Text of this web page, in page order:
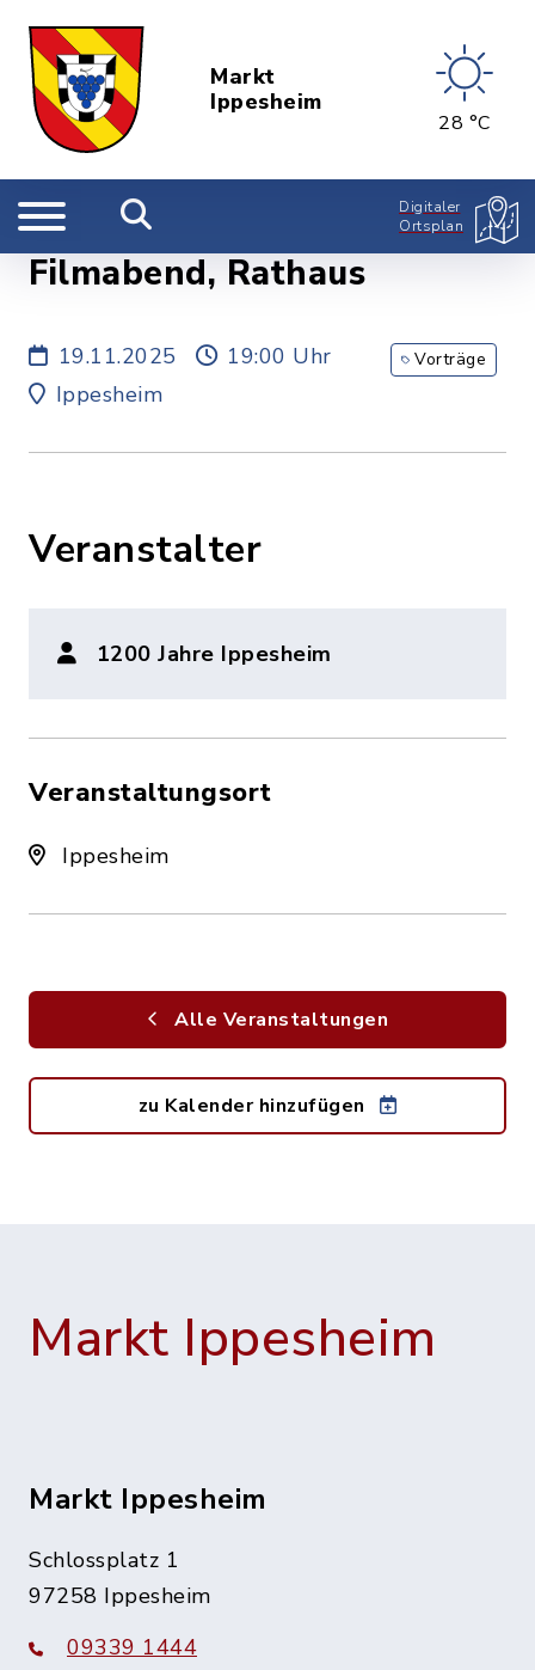
Markt
Ippesheim
28 °C
Digitaler
Ortsplan
Filmabend, Rathaus
19.11.2025
19:00 Uhr
Ippesheim
Vorträge
Veranstalter
1200 Jahre Ippesheim
Veranstaltungsort
Ippesheim
Alle Veranstaltungen
zu Kalender hinzufügen
Markt Ippesheim
Markt Ippesheim
Schlossplatz 1
97258 Ippesheim
09339 1444